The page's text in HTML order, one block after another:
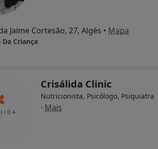
Jaime Cortesão, 27, Algés • Mapa
Da Criança
Crisálida Clinic
Nutricionista, Psicólogo, Psiquiatra
· Mais